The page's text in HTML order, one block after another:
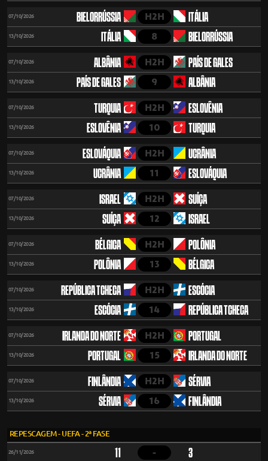
07/10/2026 BIELORRÚSSIA H2H ITÁLIA
13/10/2026 ITÁLIA 8 BIELORRÚSSIA
07/10/2026 ALBÂNIA H2H PAÍS DE GALES
13/10/2026 PAÍS DE GALES 9 ALBÂNIA
07/10/2026 TURQUIA H2H ESLOVÊNIA
13/10/2026 ESLOVÊNIA 10 TURQUIA
07/10/2026 ESLOVÁQUIA H2H UCRÂNIA
13/10/2026 UCRÂNIA 11 ESLOVÁQUIA
07/10/2026 ISRAEL H2H SUÍÇA
13/10/2026 SUÍÇA 12 ISRAEL
07/10/2026 BÉLGICA H2H POLÔNIA
13/10/2026 POLÔNIA 13 BÉLGICA
07/10/2026 REPÚBLICA TCHECA H2H ESCÓCIA
13/10/2026 ESCÓCIA 14 REPÚBLICA TCHECA
07/10/2026 IRLANDA DO NORTE H2H PORTUGAL
13/10/2026 PORTUGAL 15 IRLANDA DO NORTE
07/10/2026 FINLÂNDIA H2H SÉRVIA
13/10/2026 SÉRVIA 16 FINLÂNDIA
REPESCAGEM - UEFA - 2ª FASE
26/11/2026 11 - 3